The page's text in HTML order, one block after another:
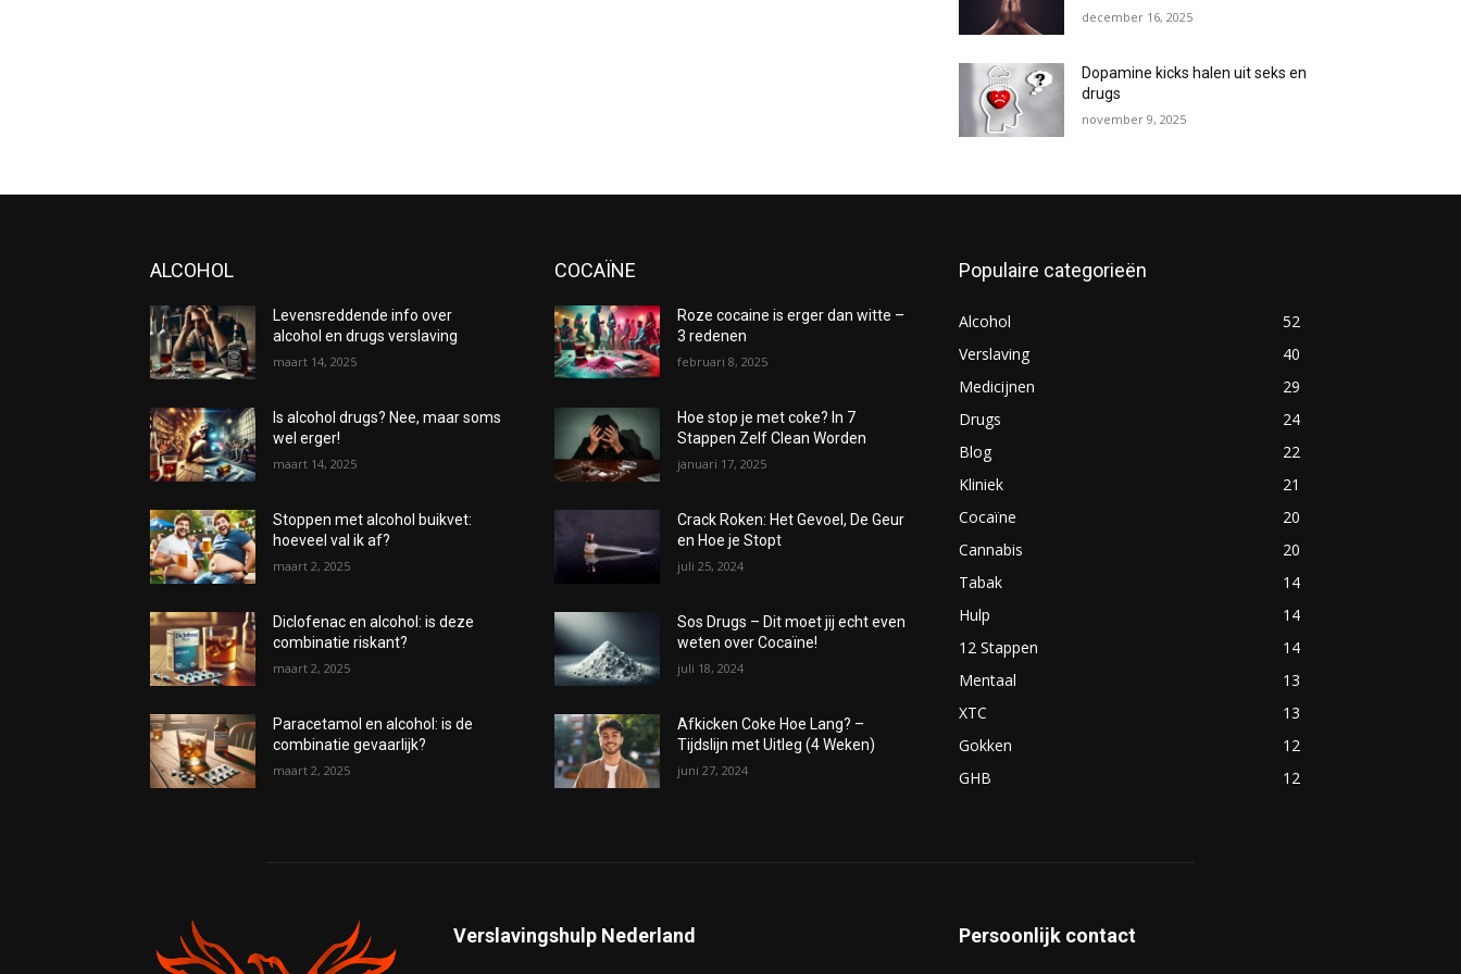
december 16, 2025
Dopamine kicks halen uit seks en
drugs
november 9, 2025
ALCOHOL
Levensreddende info over
alcohol en drugs verslaving
maart 14, 2025
Is alcohol drugs? Nee, maar soms
wel erger!
maart 14, 2025
Stoppen met alcohol buikvet:
hoeveel val ik af?
maart 2, 2025
Diclofenac en alcohol: is deze
combinatie riskant?
maart 2, 2025
Paracetamol en alcohol: is de
combinatie gevaarlijk?
maart 2, 2025
COCAÏNE
Roze cocaine is erger dan witte –
3 redenen
februari 8, 2025
Hoe stop je met coke? In 7
Stappen Zelf Clean Worden
januari 17, 2025
Crack Roken: Het Gevoel, De Geur
en Hoe je Stopt
juli 25, 2024
Sos Drugs – Dit moet jij echt even
weten over Cocaïne!
juli 18, 2024
Afkicken Coke Hoe Lang? –
Tijdslijn met Uitleg (4 Weken)
juni 27, 2024
Populaire categorieën
Alcohol
52
Verslaving
40
Medicijnen
29
Drugs
24
Blog
22
Kliniek
21
Cocaïne
20
Cannabis
20
Tabak
14
Hulp
14
12 Stappen
14
Mentaal
13
XTC
13
Gokken
12
GHB
12
Verslavingshulp Nederland Persoonlijk contact